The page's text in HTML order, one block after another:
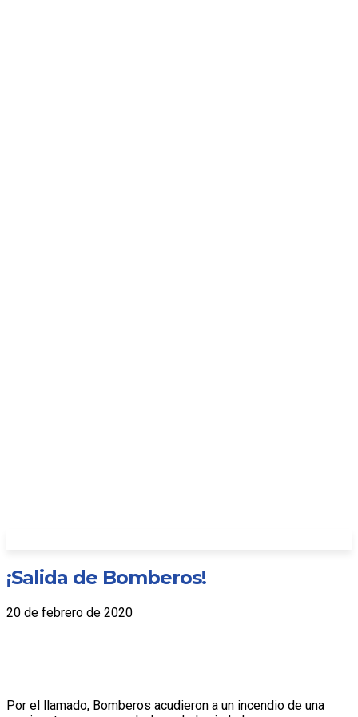
¡Salida de Bomberos!
20 de febrero de 2020
Por el llamado, Bomberos acudieron a un incendio de una